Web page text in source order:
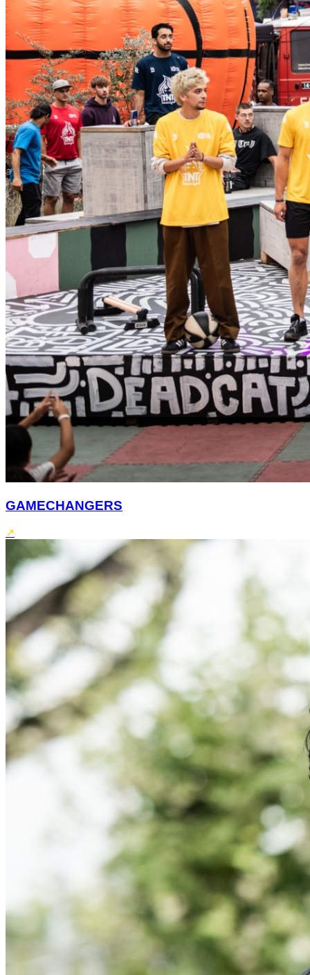
GAMECHANGERS
↗